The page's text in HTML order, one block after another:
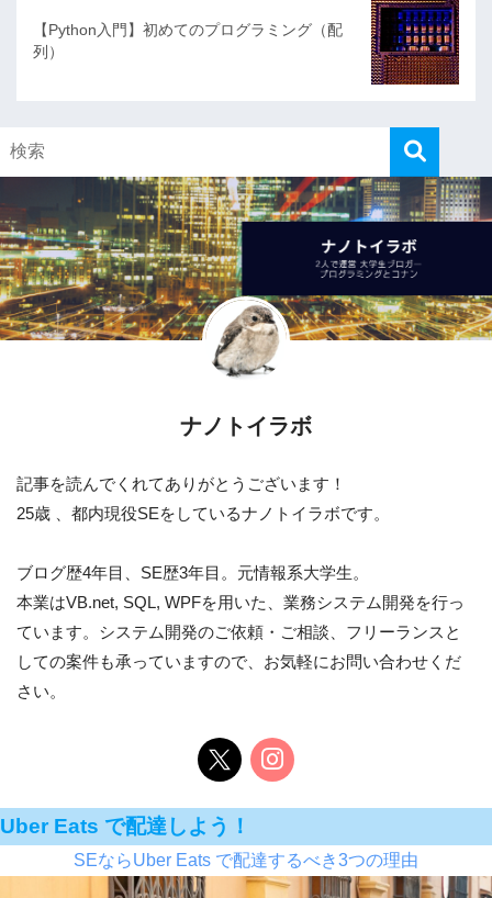
【Python入門】初めてのプログラミング（配
列）
ナノトイラボ
記事を読んでくれてありがとうございます！
25歳 、都内現役SEをしているナノトイラボです。
ブログ歴4年目、SE歴3年目。元情報系大学生。
本業はVB.net, SQL, WPFを用いた、業務システム開発を行っ
ています。システム開発のご依頼・ご相談、フリーランスと
しての案件も承っていますので、お気軽にお問い合わせくだ
さい。
Uber Eats で配達しよう！
SEならUber Eats で配達するべき3つの理由